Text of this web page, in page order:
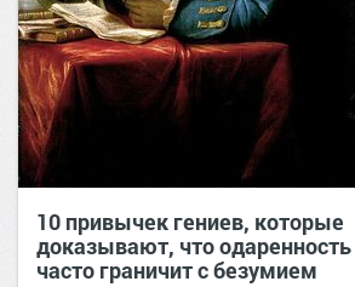
10 привычек гениев, которые
доказывают, что одаренность
часто граничит с безумием